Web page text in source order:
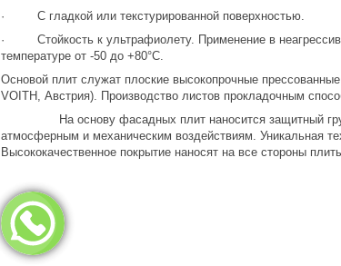
· С гладкой или текстурированной поверхностью.
· Стойкость к ультрафиолету. Применение в
температуре от -50 до +80°С.
Основой плит служат плоские высокопрочные
VOITH, Австрия). Производство листов прокладочным
На основу фасадных плит наносится защитный
атмосферным и механическим воздействиям. Уникальная
Высококачественное покрытие наносят на все стороны